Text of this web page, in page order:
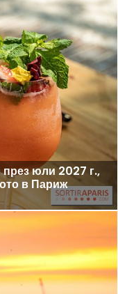
юли 2027 г.,
в Париж